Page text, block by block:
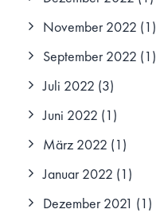
November 2022 (1)
September 2022 (1)
Juli 2022 (3)
Juni 2022 (1)
März 2022 (1)
Januar 2022 (1)
Dezember 2021 (1)